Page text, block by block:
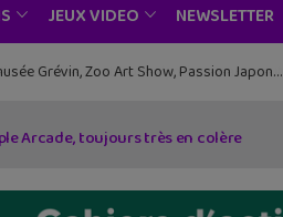
JEUX VIDEO NEWSLETTER
Grévin, Zoo Art Show, Passion Japon…
Arcade, toujours très en colère